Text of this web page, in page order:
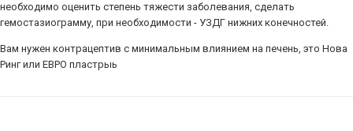
необходимо оценить степень тяжести заболевания, сделать
гемостазиограмму, при необходимости - УЗДГ нижних конечностей.
Вам нужен контрацептив с минимальным влиянием на печень, это Нова
Ринг или ЕВРО пластрыь